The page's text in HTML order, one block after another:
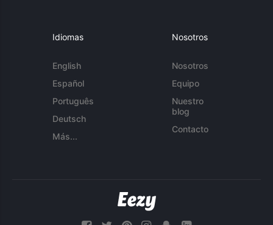
Idiomas
English
Español
Português
Deutsch
Más...
Nosotros
Nosotros
Equipo
Nuestro
blog
Contacto